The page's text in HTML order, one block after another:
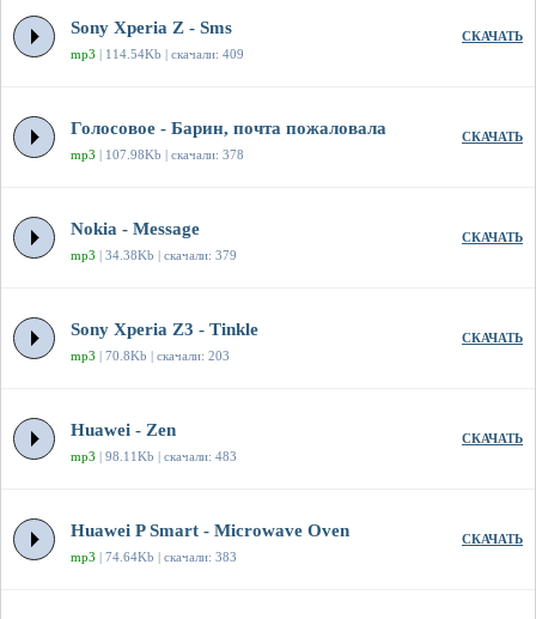
Sony Xperia Z - Sms
mp3 | 114.54Kb | скачали: 409
СКАЧАТЬ
Голосовое - Барин, почта пожаловала
mp3 | 107.98Kb | скачали: 378
СКАЧАТЬ
Nokia - Message
mp3 | 34.38Kb | скачали: 379
СКАЧАТЬ
Sony Xperia Z3 - Tinkle
mp3 | 70.8Kb | скачали: 203
СКАЧАТЬ
Huawei - Zen
mp3 | 98.11Kb | скачали: 483
СКАЧАТЬ
Huawei P Smart - Microwave Oven
mp3 | 74.64Kb | скачали: 383
СКАЧАТЬ